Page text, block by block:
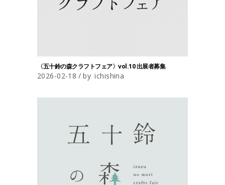
〈五十鈴の森クラフトフェア〉vol.10 出展者募集
2026-02-18 by ichishina